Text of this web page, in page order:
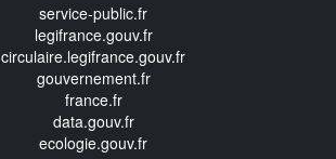
service-public.fr
legifrance.gouv.fr
circulaire.legifrance.gouv.fr
gouvernement.fr
france.fr
data.gouv.fr
ecologie.gouv.fr